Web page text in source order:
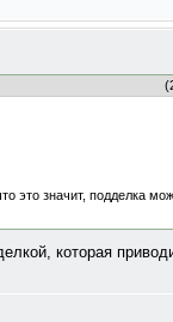
это значит, подделка
которая